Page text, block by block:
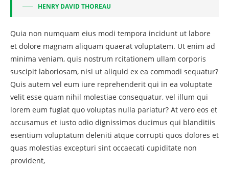
HENRY DAVID THOREAU
Quia non numquam eius modi tempora incidunt ut labore
et dolore magnam aliquam quaerat voluptatem. Ut enim ad
minima veniam, quis nostrum rcitationem ullam corporis
suscipit laboriosam, nisi ut aliquid ex ea commodi sequatur?
Quis autem vel eum iure reprehenderit qui in ea voluptate
velit esse quam nihil molestiae consequatur, vel illum qui
lorem eum fugiat quo voluptas nulla pariatur? At vero eos et
accusamus et iusto odio dignissimos ducimus qui blanditiis
esentium voluptatum deleniti atque corrupti quos dolores et
quas molestias excepturi sint occaecati cupiditate non
provident,